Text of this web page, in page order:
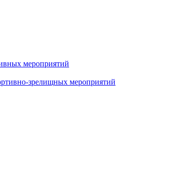
мероприятий
зрелищных мероприятий